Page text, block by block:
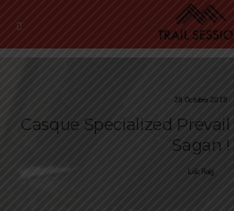
28 Octobre 2018
Casque Specialized
Sagan !
Loïc Roig